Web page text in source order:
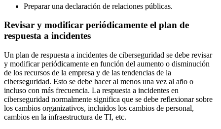
Preparar una declaración de relaciones públicas.
Revisar y modificar periódicamente el plan de
respuesta a incidentes
Un plan de respuesta a incidentes de ciberseguridad se debe revisar
y modificar periódicamente en función del aumento o disminución
de los recursos de la empresa y de las tendencias de la
ciberseguridad. Esto se debe hacer al menos una vez al año o
incluso con más frecuencia. La respuesta a incidentes en
ciberseguridad normalmente significa que se debe reflexionar sobre
los cambios organizativos, incluidos los cambios de personal,
cambios en la infraestructura de TI, etc.